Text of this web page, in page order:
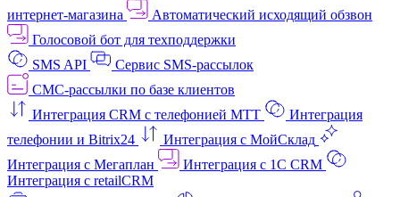
интернет‑магазина
Автоматический исходящий обзвон
Голосовой бот для техподдержки
SMS API
Сервис SMS-рассылок
СМС-рассылки по базе клиентов
Интеграция CRM с телефонией МТТ
Интеграция
телефонии и Bitrix24
Интеграция с МойСклад
Интеграция с Мегаплан
Интеграция с 1C CRM
Интеграция с retailCRM